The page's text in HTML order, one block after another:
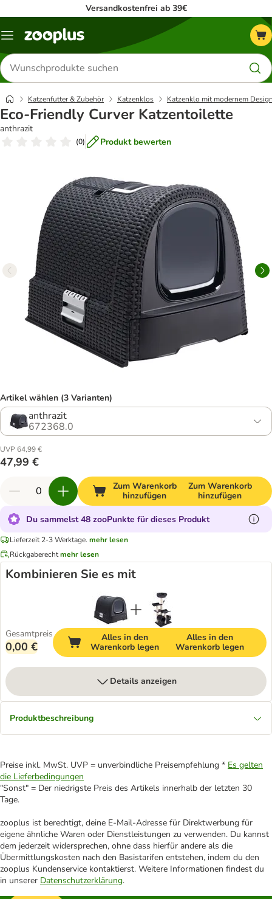
Versandkostenfrei ab 39€
Menü
Produkte
suchen
Katzenfutter & Zubehör Katzenklos Katzenklo mit modernem
Eco-Friendly Curver Katzentoilette
anthrazit
(0) Produkt bewerten
Artikel wählen (3 Varianten)
anthrazit
672368.0
UVP 64,99 €
47,99 €
Zum Warenkorb
hinzufügen
Zum Warenkorb
hinzufügen
Du sammelst 48 zooPunkte für dieses Produkt
Lieferzeit 2-3 Werktage. mehr lesen
Rückgaberechtmehr lesen
Kombinieren Sie es mit
Gesamtpreis
0,00 €
Alles in den
Warenkorb legen
Alles in den
Warenkorb legen
Details anzeigen
Produktbeschreibung
Preise inkl. MwSt. UVP = unverbindliche Preisempfehlung * Es gelten
die Lieferbedingungen
"Sonst" = Der niedrigste Preis des Artikels innerhalb der letzten 30
Tage.
zooplus ist berechtigt, deine E-Mail-Adresse für Direktwerbung für
eigene ähnliche Waren oder Dienstleistungen zu verwenden. Du kannst
dem jederzeit widersprechen, ohne dass hierfür andere als die
Übermittlungskosten nach den Basistarifen entstehen, indem du den
zooplus Kundenservice kontaktierst. Weitere Informationen findest du
in unserer Datenschutzerklärung.